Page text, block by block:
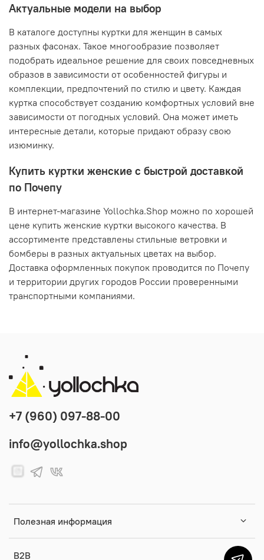
Актуальные модели на выбор
В каталоге доступны куртки для женщин в самых
разных фасонах. Такое многообразие позволяет
подобрать идеальное решение для своих повседневных
образов в зависимости от особенностей фигуры и
комплекции, предпочтений по стилю и цвету. Каждая
куртка способствует созданию комфортных условий вне
зависимости от погодных условий. Она может иметь
интересные детали, которые придают образу свою
изюминку.
Купить куртки женские с быстрой доставкой
по Почепу
В интернет-магазине Yollochka.Shop можно по хорошей
цене купить женские куртки высокого качества. В
ассортименте представлены стильные ветровки и
бомберы в разных актуальных цветах на выбор.
Доставка оформленных покупок проводится по Почепу
и территории других городов России проверенными
транспортными компаниями.
Полезная информация
B2B
+7 (960) 097-88-00
info@yollochka.shop